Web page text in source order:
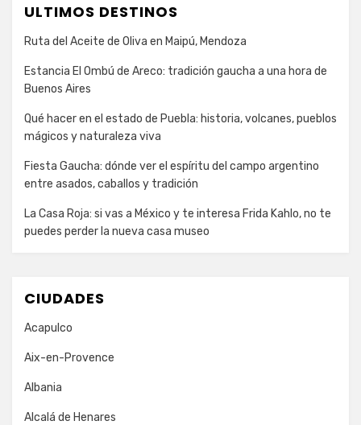
ULTIMOS DESTINOS
Ruta del Aceite de Oliva en Maipú, Mendoza
Estancia El Ombú de Areco: tradición gaucha a una hora de
Buenos Aires
Qué hacer en el estado de Puebla: historia, volcanes, pueblos
mágicos y naturaleza viva
Fiesta Gaucha: dónde ver el espíritu del campo argentino
entre asados, caballos y tradición
La Casa Roja: si vas a México y te interesa Frida Kahlo, no te
puedes perder la nueva casa museo
CIUDADES
Acapulco
Aix-en-Provence
Albania
Alcalá de Henares